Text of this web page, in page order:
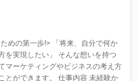
めの第一歩!> 「将来、自分で何か
を実現したい」 そんな想いを持つ
マーケティングやビジネスの考え方
とができます。 仕事内容 未経験か